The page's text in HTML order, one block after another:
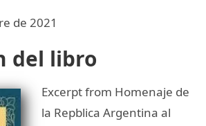
de 2021
del libro
Excerpt from Homenaje de
la Repblica Argentina al